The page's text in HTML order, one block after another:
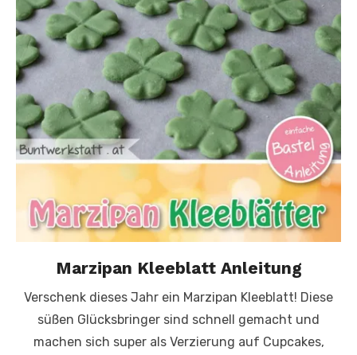
Marzipan Kleeblatt Anleitung
Verschenk dieses Jahr ein Marzipan Kleeblatt! Diese
süßen Glücksbringer sind schnell gemacht und
machen sich super als Verzierung auf Cupcakes,